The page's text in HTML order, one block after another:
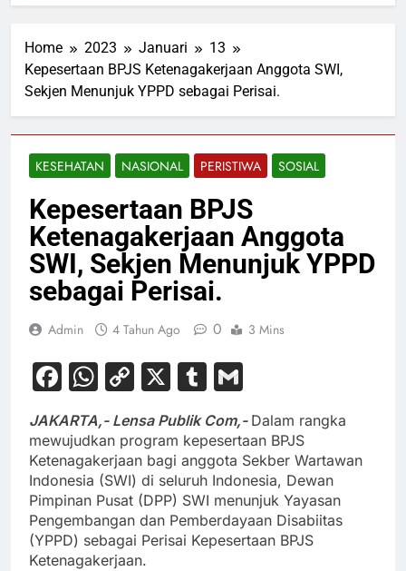
Home 2023 Januari
13
Kepesertaan BPJS Ketenagakerjaan Anggota SWI,
Sekjen Menunjuk YPPD sebagai Perisai.
KESEHATAN NASIONAL PERISTIWA SOSIAL
Kepesertaan BPJS
Ketenagakerjaan Anggota
SWI, Sekjen Menunjuk YPPD
sebagai Perisai.
Admin 4 Tahun Ago 0 3 Mins
Facebook
WhatsApp
Copy
Link
X Tumblr
JAKARTA,- Lensa Publik Com,- Dalam rangka
mewujudkan program kepesertaan BPJS
Ketenagakerjaan bagi anggota Sekber Wartawan
Indonesia (SWI) di seluruh Indonesia, Dewan
Pimpinan Pusat (DPP) SWI menunjuk Yayasan
Pengembangan dan Pemberdayaan Disabiitas
(YPPD) sebagai Perisai Kepesertaan BPJS
Ketenagakerjaan.